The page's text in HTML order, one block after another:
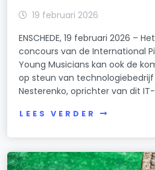
19 februari 2026
ENSCHEDE, 19 februari 2026 –
concours van de International
Young Musicians kan ook de
op steun van technologiebedrijf
Nesterenko, oprichter van dit
LEES VERDER